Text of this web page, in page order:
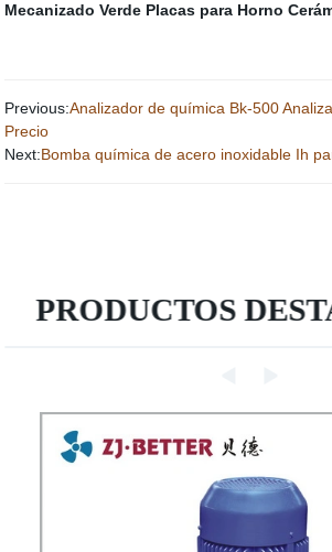
Mecanizado Verde Placas para Horno
Previous:Analizador de química Bk-500
Precio
Next:Bomba química de acero inoxidable Ih
PRODUCTOS